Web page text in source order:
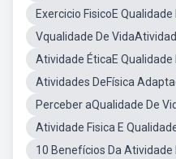
Exercicio FisicoE Qualidade
Vqualidade De
Atividade ÉticaE Qualidade
Atividades DeFísica
Perceber aQualidade De
Atividade Fisica E
10 Benefícios Da Atividade